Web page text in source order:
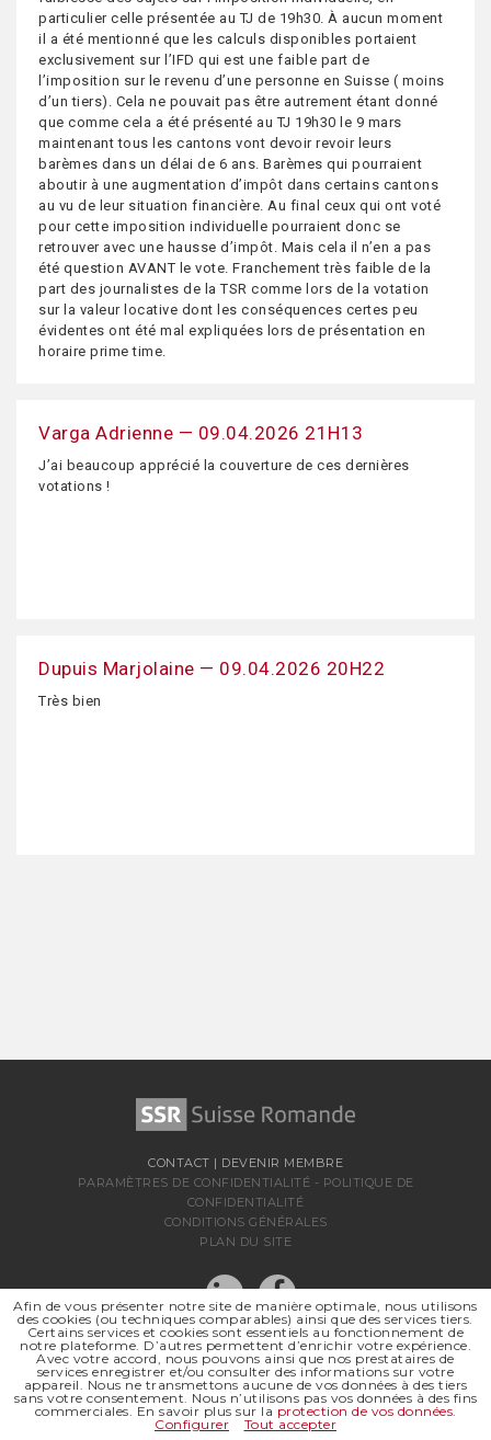
particulier celle présentée au TJ de 19h30. À aucun moment
il a été mentionné que les calculs disponibles portaient
exclusivement sur l’IFD qui est une faible part de
l’imposition sur le revenu d’une personne en Suisse ( moins
d’un tiers). Cela ne pouvait pas être autrement étant donné
que comme cela a été présenté au TJ 19h30 le 9 mars
maintenant tous les cantons vont devoir revoir leurs
barèmes dans un délai de 6 ans. Barèmes qui pourraient
aboutir à une augmentation d’impôt dans certains cantons
au vu de leur situation financière. Au final ceux qui ont voté
pour cette imposition individuelle pourraient donc se
retrouver avec une hausse d’impôt. Mais cela il n’en a pas
été question AVANT le vote. Franchement très faible de la
part des journalistes de la TSR comme lors de la votation
sur la valeur locative dont les conséquences certes peu
évidentes ont été mal expliquées lors de présentation en
horaire prime time.
Varga Adrienne — 09.04.2026 21H13
J’ai beaucoup apprécié la couverture de ces dernières
votations !
Dupuis Marjolaine — 09.04.2026 20H22
Très bien
CONTACT | DEVENIR MEMBRE
PARAMÈTRES DE CONFIDENTIALITÉ - POLITIQUE DE
CONFIDENTIALITÉ
CONDITIONS GÉNÉRALES
PLAN DU SITE
SSR SUISSE ROMANDE
SOCIÉTÉ RÉGIONALE DE
Afin de vous présenter notre site de manière optimale, nous utilisons
des cookies (ou techniques comparables) ainsi que des services tiers.
Certains services et cookies sont essentiels au fonctionnement de
notre plateforme. D’autres permettent d’enrichir votre expérience.
Avec votre accord, nous pouvons ainsi que nos prestataires de
services enregistrer et/ou consulter des informations sur votre
appareil. Nous ne transmettons aucune de vos données à des tiers
sans votre consentement. Nous n’utilisons pas vos données à des fins
commerciales. En savoir plus sur la protection de vos données.
Configurer
Tout accepter